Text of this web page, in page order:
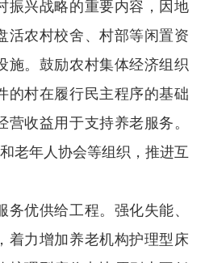
振兴战略的重要内容，因地
活农村校舍、村部等闲置资
施。鼓励农村集体经济组织
的村在履行民主程序的基础
营收益用于支持养老服务。
老年人协会等组织，推进互
优供给工程。强化失能、
着力增加养老机构护理型床